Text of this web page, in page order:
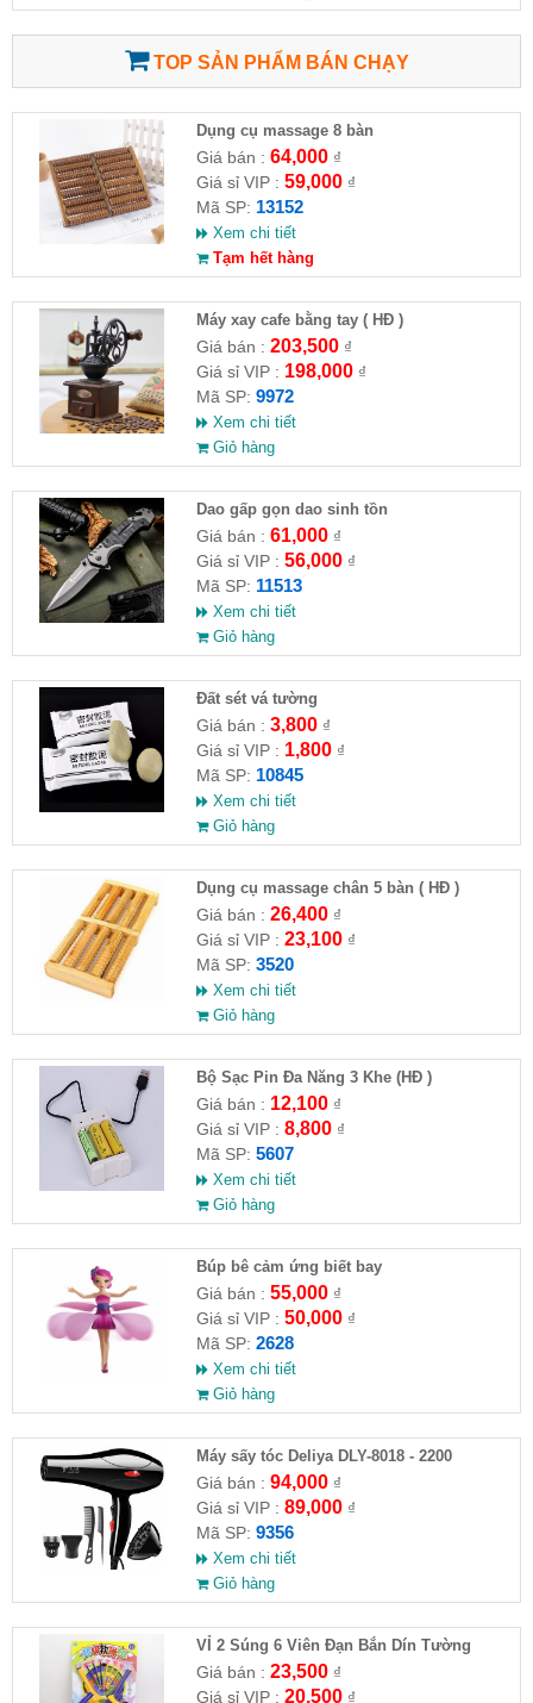
TOP SẢN PHẨM BÁN CHẠY
Dụng cụ massage 8 bàn
Giá bán : 64,000₫
Giá sỉ VIP : 59,000₫
Mã SP: 13152
Xem chi tiết
Tạm hết hàng
Máy xay cafe bằng tay ( HĐ )
Giá bán : 203,500₫
Giá sỉ VIP : 198,000₫
Mã SP: 9972
Xem chi tiết
Giỏ hàng
Dao gấp gọn dao sinh tồn
Giá bán : 61,000₫
Giá sỉ VIP : 56,000₫
Mã SP: 11513
Xem chi tiết
Giỏ hàng
Đất sét vá tường
Giá bán : 3,800₫
Giá sỉ VIP : 1,800₫
Mã SP: 10845
Xem chi tiết
Giỏ hàng
Dụng cụ massage chân 5 bàn ( HĐ )
Giá bán : 26,400₫
Giá sỉ VIP : 23,100₫
Mã SP: 3520
Xem chi tiết
Giỏ hàng
Bộ Sạc Pin Đa Năng 3 Khe (HĐ )
Giá bán : 12,100₫
Giá sỉ VIP : 8,800₫
Mã SP: 5607
Xem chi tiết
Giỏ hàng
​Búp bê cảm ứng biết bay
Giá bán : 55,000₫
Giá sỉ VIP : 50,000₫
Mã SP: 2628
Xem chi tiết
Giỏ hàng
Máy sấy tóc Deliya DLY-8018 - 2200
Giá bán : 94,000₫
Giá sỉ VIP : 89,000₫
Mã SP: 9356
Xem chi tiết
Giỏ hàng
VỈ 2 Súng 6 Viên Đạn Bắn Dín Tường
Giá bán : 23,500₫
Giá sỉ VIP : 20,500₫